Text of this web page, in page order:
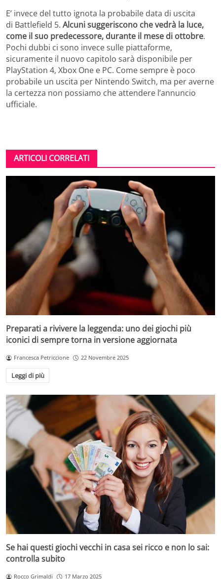
E’ invece del tutto ignota la probabile data di uscita
di Battlefield 5. Alcuni suggeriscono che vedrà la luce,
come il suo predecessore, durante il mese di ottobre.
Pochi dubbi ci sono invece sulle piattaforme,
sicuramente il nuovo capitolo sarà disponibile per
PlayStation 4, Xbox One e PC. Come sempre è poco
probabile un uscita per Nintendo Switch, ma per averne
la certezza non possiamo che attendere l’annuncio
ufficiale.
ARTICOLI CORRELATI
Preparati a rivivere la leggenda: uno dei giochi più
iconici di sempre torna in versione aggiornata
Francesca Petriccione 22 Novembre 2025
Leggi di più
Se hai questi giochi vecchi in casa sei ricco e non lo sai:
controlla subito
Rocco Grimaldi 17 Marzo 2025